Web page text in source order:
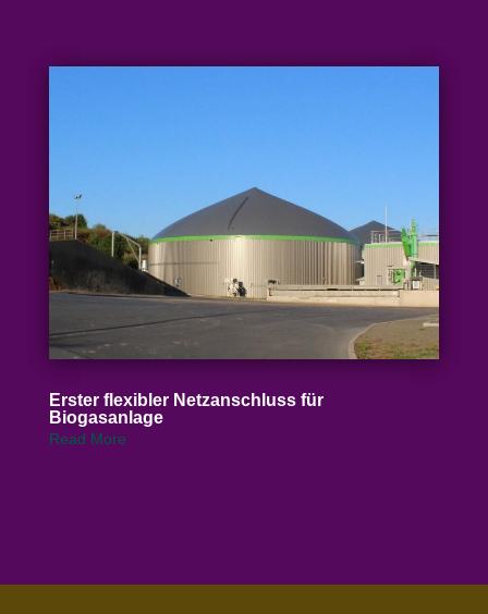
Erster flexibler Netz­an­schluss für
Biogasanlage
Read More